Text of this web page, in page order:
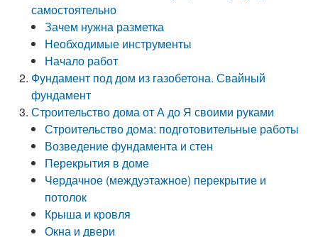
самостоятельно
Зачем нужна разметка
Необходимые инструменты
Начало работ
Фундамент под дом из газобетона. Свайный
фундамент
Строительство дома от А до Я своими руками
Строительство дома: подготовительные работы
Возведение фундамента и стен
Перекрытия в доме
Чердачное (междуэтажное) перекрытие и
потолок
Крыша и кровля
Окна и двери